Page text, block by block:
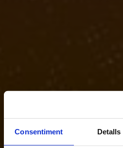
Consentiment Detalls